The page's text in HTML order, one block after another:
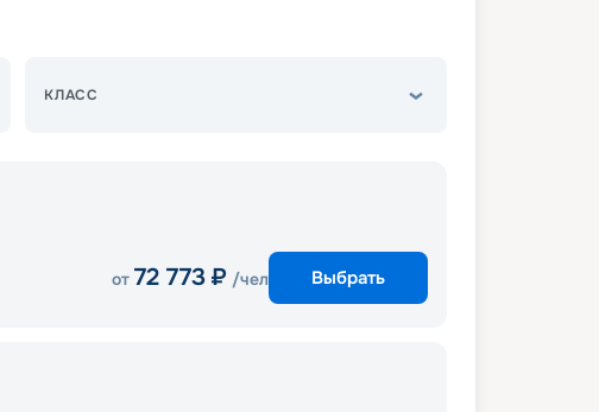
КЛАСС
от 72 773 ₽ /чел Выбрать